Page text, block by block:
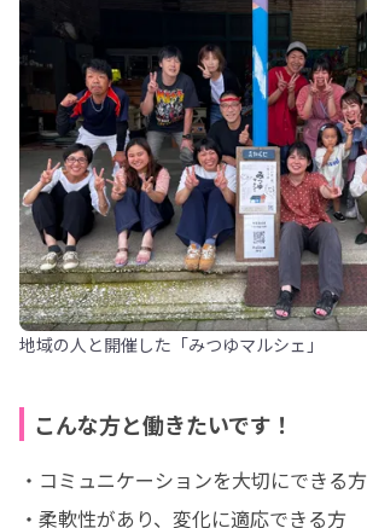
地域の人と開催した「みつゆマルシェ」
こんな方と働きたいです！
・コミュニケーションを大切にできる方
・柔軟性があり、変化に適応できる方